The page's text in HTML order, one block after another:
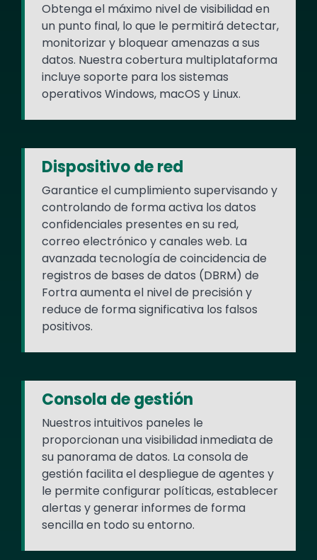
Obtenga el máximo nivel de visibilidad en
un punto final, lo que le permitirá detectar,
monitorizar y bloquear amenazas a sus
datos. Nuestra cobertura multiplataforma
incluye soporte para los sistemas
operativos Windows, macOS y Linux.
Dispositivo de red
Garantice el cumplimiento supervisando y
controlando de forma activa los datos
confidenciales presentes en su red,
correo electrónico y canales web. La
avanzada tecnología de coincidencia de
registros de bases de datos (DBRM) de
Fortra aumenta el nivel de precisión y
reduce de forma significativa los falsos
positivos.
Consola de gestión
Nuestros intuitivos paneles le
proporcionan una visibilidad inmediata de
su panorama de datos. La consola de
gestión facilita el despliegue de agentes y
le permite configurar políticas, establecer
alertas y generar informes de forma
sencilla en todo su entorno.